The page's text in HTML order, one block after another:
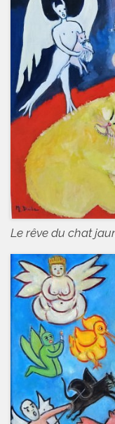
Le rêve du chat